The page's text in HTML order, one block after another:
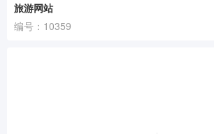
旅游网站
编号：10359